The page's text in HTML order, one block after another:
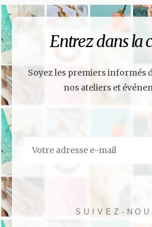
Entrez dans la
Soyez les premiers informés
nos ateliers et
SUIVEZ-